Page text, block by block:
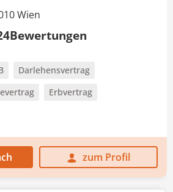
Wien
Bewertungen
Darlehensvertrag
Erbvertrag
zum Profil